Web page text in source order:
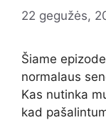
22 gegužės,
Šiame
normalaus
Kas nutinka
kad